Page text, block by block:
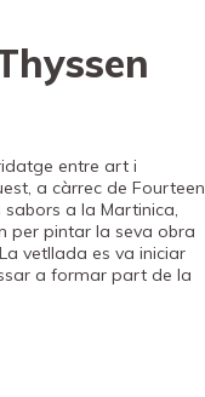
entre art i
a càrrec de Fourteen
a la Martinica,
per pintar la seva obra
vetllada es va iniciar
a formar part de la